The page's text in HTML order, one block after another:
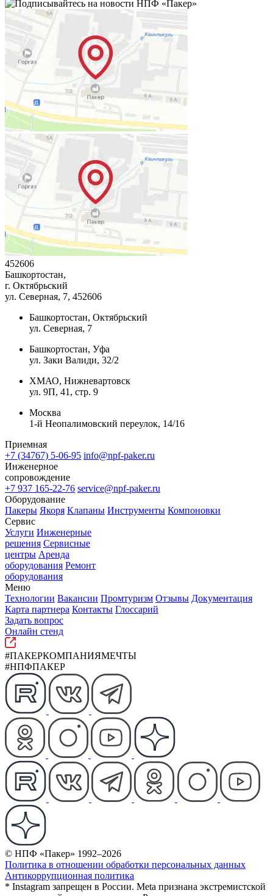
452606
Башкортостан,
г. Октябрьский
ул. Северная, 7, 452606
Башкортостан, Октябрьский
ул. Северная, 7
Башкортостан, Уфа
ул. Заки Валиди, 32/2
ХМАО, Нижневартовск
ул. 9П, 41, стр. 9
Москва
1-й Неопалимовский переулок, 14/16
Приемная
+7 (34767) 5-06-95 info@npf-paker.ru
Инженерное
сопровождение
+7 937 165-22-76 service@npf-paker.ru
Оборудование
Пакеры Якоря Клапаны Инструменты Компоновки
Сервис
Услуги Инженерные
решения Сервисные
центры Аренда
оборудования Ремонт
оборудования
Меню
Технологии Вакансии Промтуризм Отзывы Документация
Карта партнера Контакты Глоссарий
Задать вопрос
Онлайн стенд
#ПАКЕРКОМПАНИЯМЕЧТЫ
#НПФПАКЕР
© НПФ «Пакер» 1992–2026
Политика в отношении обработки персональных данных
Антикоррупционная политика
* Instagram запрещен в России. Meta признана экстремистской